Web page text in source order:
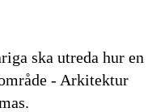
ska utreda hur en
- Arkitektur